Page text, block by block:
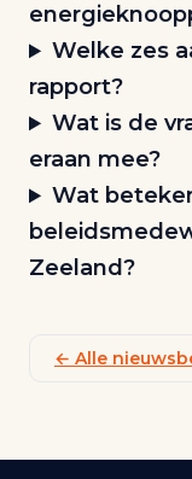
Welke zes
rapport?
Wat is de
eraan mee?
Wat
Zeeland?
← Alle